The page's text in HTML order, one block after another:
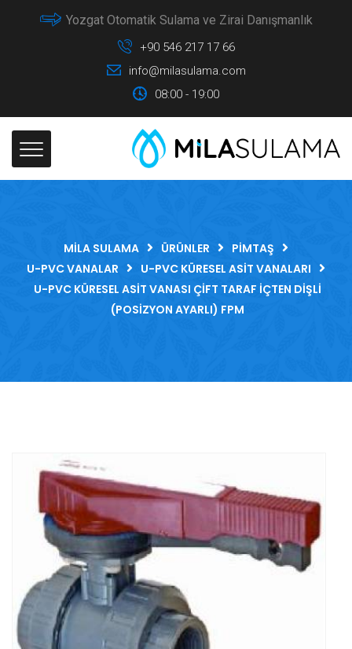
Yozgat Otomatik Sulama ve Zirai Danışmanlık
+90 546 217 17 66
info@milasulama.com
08:00 - 19:00
MILA SULAMA ÜRÜNLER
PIMTAŞ
U-PVC VANALAR
U-PVC KÜRESEL ASIT VANALARI
U-PVC KÜRESEL ASIT VANASI ÇIFT TARAF İÇTEN DIŞLI
(POSIZYON AYARLI) FPM